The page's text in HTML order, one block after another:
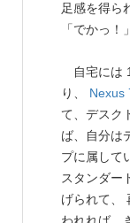
足感を得ら
「でかっ
自宅には
り、 Nexus
て、デスク
ば、自分は
プに属して
スタンダー
げられて、